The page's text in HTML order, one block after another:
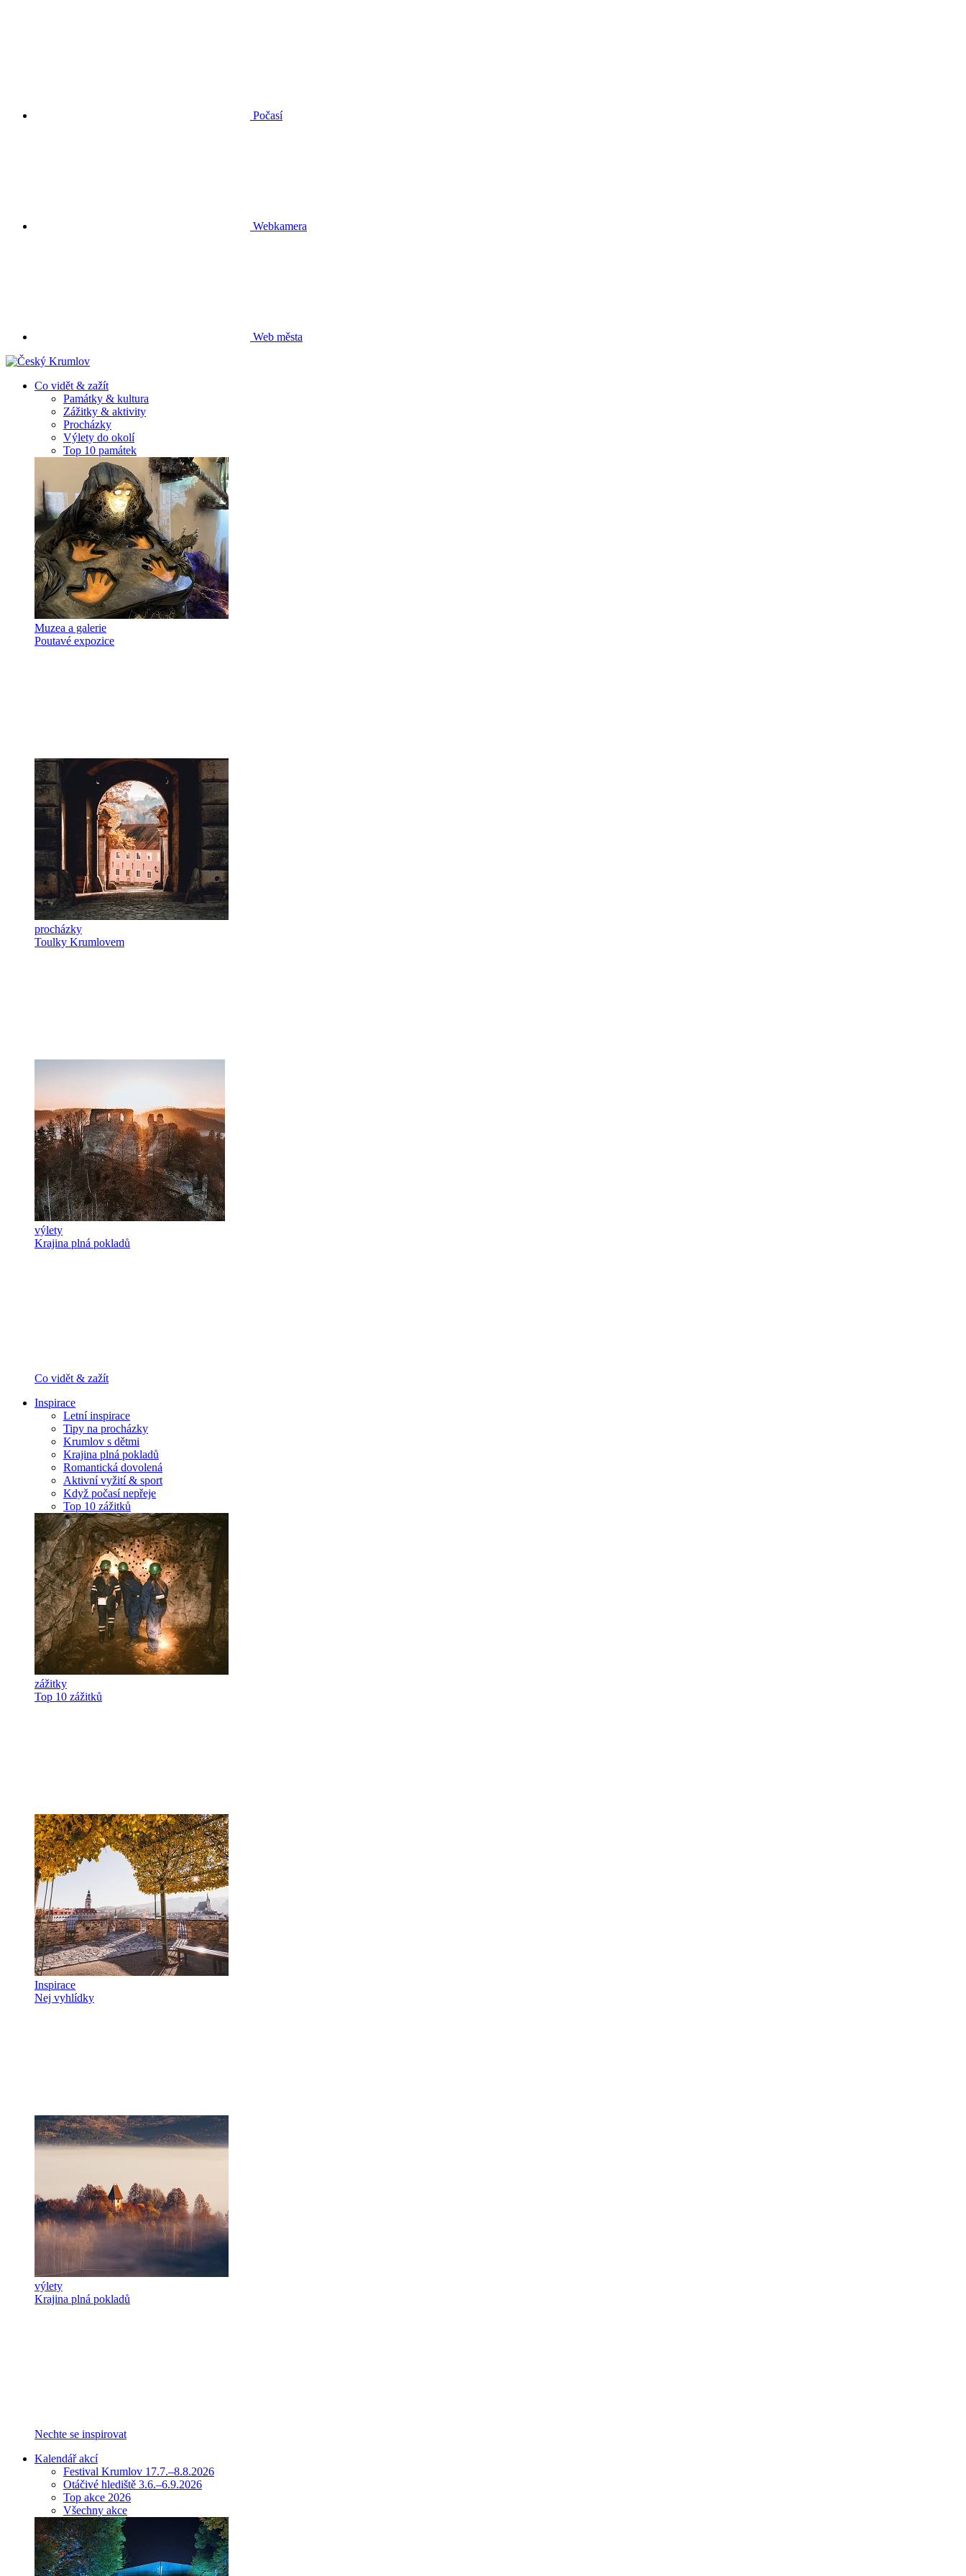
Počasí
Webkamera
Web města
Co vidět & zažít
Památky & kultura
Zážitky & aktivity
Procházky
Výlety do okolí
Top 10 památek
Muzea a galerie
Poutavé expozice
procházky
Toulky Krumlovem
výlety
Krajina plná pokladů
Co vidět & zažít
Inspirace
Letní inspirace
Tipy na procházky
Krumlov s dětmi
Krajina plná pokladů
Romantická dovolená
Aktivní vyžití & sport
Když počasí nepřeje
Top 10 zážitků
zážitky
Top 10 zážitků
Inspirace
Nej vyhlídky
výlety
Krajina plná pokladů
Nechte se inspirovat
Kalendář akcí
Festival Krumlov 17.7.–8.8.2026
Otáčivé hlediště 3.6.–6.9.2026
Top akce 2026
Všechny akce